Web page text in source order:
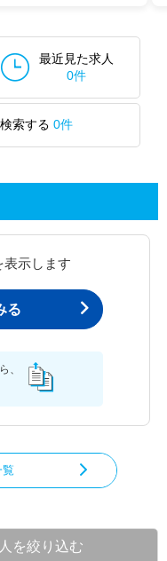
最近見た求人
0件
索する 0件
表示します
る
、
を絞り込む